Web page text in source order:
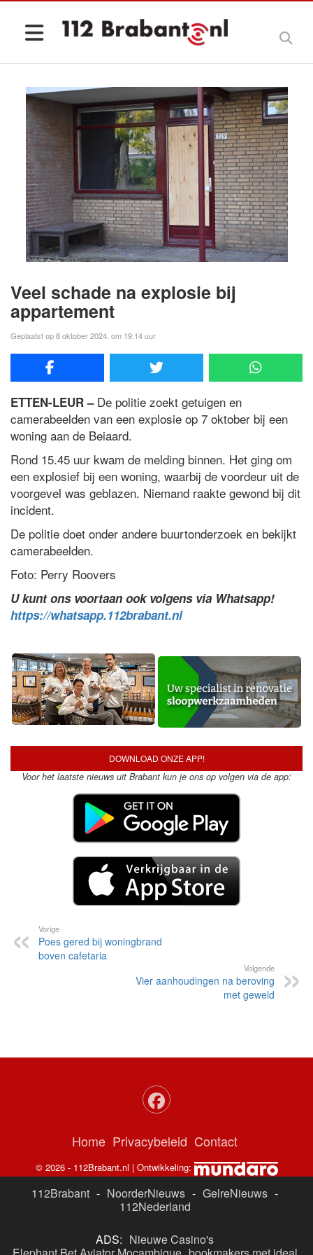
Veel schade na explosie bij
appartement
Geplaatst op 8 oktober 2024, om 19:14 uur
ETTEN-LEUR –De politie zoekt getuigen en
camerabeelden van een explosie op 7 oktober bij een
woning aan de Beiaard.
Rond 15.45 uur kwam de melding binnen. Het ging om
een explosief bij een woning, waarbij de voordeur uit de
voorgevel was geblazen. Niemand raakte gewond bij dit
incident.
De politie doet onder andere buurtonderzoek en bekijkt
camerabeelden.
Foto: Perry Roovers
U kunt ons voortaan ook volgens via Whatsapp!
https://whatsapp.112brabant.nl
DOWNLOAD ONZE APP!
Voor het laatste nieuws uit Brabant kun je ons op volgen via de app:
Vorige
Poes gered bij woningbrand
boven cafetaria
Volgende
Vier aanhoudingen na beroving
met geweld
Home Privacybeleid Contact
© 2026 - 112Brabant.nl | Ontwikkeling:
112Brabant - NoorderNieuws - GelreNieuws -
112Nederland
ADS: Nieuwe Casino's